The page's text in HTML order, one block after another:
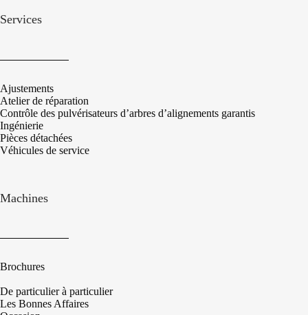
Services
Ajustements
Atelier de réparation
Contrôle des pulvérisateurs d’arbres d’alignements garantis
Ingénierie
Pièces détachées
Véhicules de service
Machines
Brochures
De particulier à particulier
Les Bonnes Affaires